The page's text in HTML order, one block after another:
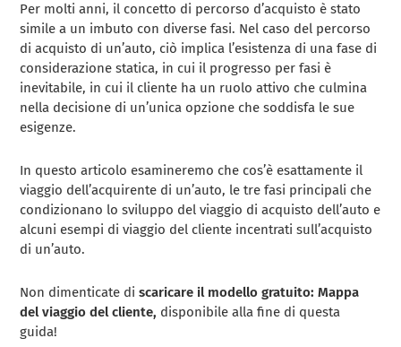
Per molti anni, il concetto di percorso d’acquisto è stato
simile a un imbuto con diverse fasi. Nel caso del percorso
di acquisto di un’auto, ciò implica l’esistenza di una fase di
considerazione statica, in cui il progresso per fasi è
inevitabile, in cui il cliente ha un ruolo attivo che culmina
nella decisione di un’unica opzione che soddisfa le sue
esigenze.
In questo articolo esamineremo che cos’è esattamente il
viaggio dell’acquirente di un’auto, le tre fasi principali che
condizionano lo sviluppo del viaggio di acquisto dell’auto e
alcuni esempi di viaggio del cliente incentrati sull’acquisto
di un’auto.
Non dimenticate discaricare il modello gratuito: Mappa
del viaggio del cliente, disponibile alla fine di questa
guida!